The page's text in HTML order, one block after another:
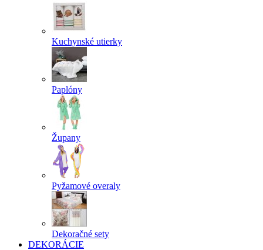
Kuchynské utierky
Paplóny
Župany
Pyžamové overaly
Dekoračné sety
DEKORÁCIE